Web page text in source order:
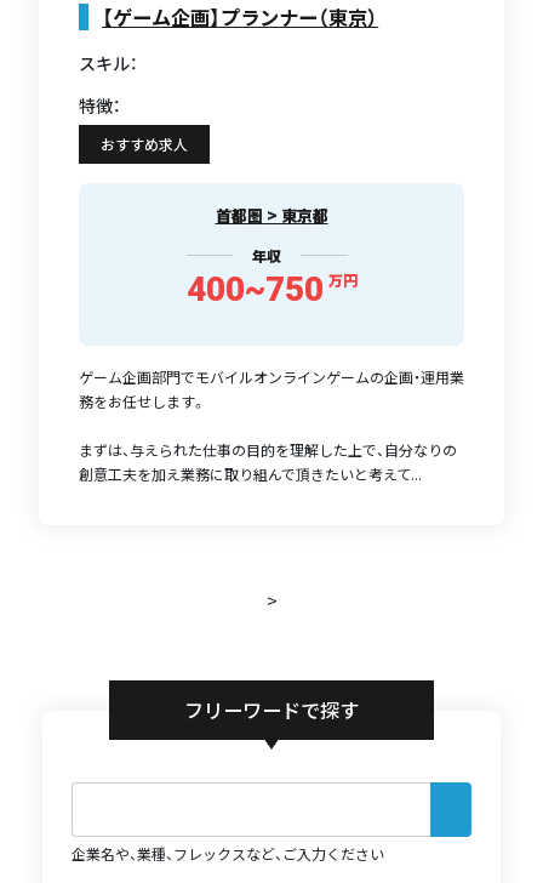
【ゲーム企画】プランナー（東京）
スキル：
特徴：
おすすめ求人
首都圏 > 東京都
年収
400~750 万円
ゲーム企画部門でモバイルオンラインゲームの企画・運用業
務をお任せします。
まずは、与えられた仕事の目的を理解した上で、自分なりの
創意工夫を加え業務に取り組んで頂きたいと考えて...
>
フリーワードで探す
企業名や、業種、フレックスなど、ご入力ください